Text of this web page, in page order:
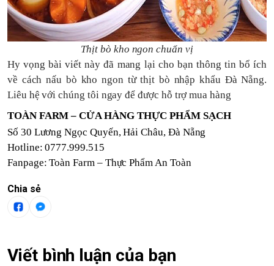
Thịt bò kho ngon chuẩn vị
Hy vọng bài viết này đã mang lại cho bạn thông tin bổ ích
về cách nấu bò kho ngon từ thịt bò nhập khẩu Đà Nẵng.
Liêu hệ với chúng tôi ngay để được hỗ trợ mua hàng
TOÀN FARM – CỬA HÀNG THỰC PHẨM SẠCH
Số 30 Lương Ngọc Quyến, Hải Châu, Đà Nẵng
Hotline: 0777.999.515
Fanpage:Toàn Farm – Thực Phẩm An Toàn
Chia sẻ
Viết bình luận của bạn